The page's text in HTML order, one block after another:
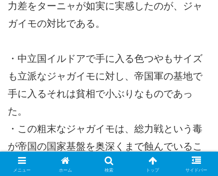
力差をターニャが如実に実感したのが、ジャ
ガイモの対比である。
・中立国イルドアで手に入る色つやもサイズ
も立派なジャガイモに対し、帝国軍の基地で
手に入るそれは貧相で小ぶりなものであっ
た。
・この粗末なジャガイモは、総力戦という毒
が帝国の国家基盤を奥深くまで蝕んでいるこ
とを示している。
メニュー ホーム 検索 トップ サイドバー